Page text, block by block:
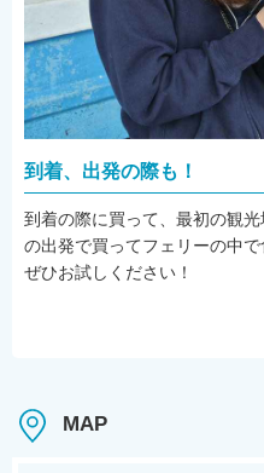
到着、出発の際も！
到着の際に買って、最初の観
の出発で買ってフェリーの中
ぜひお試しください！
MAP